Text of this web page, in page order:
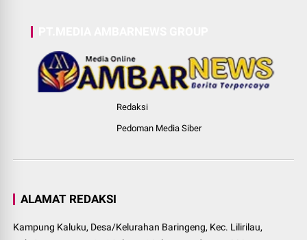
Redaksi
Pedoman Media Siber
ALAMAT REDAKSI
Kampung Kaluku, Desa/Kelurahan Baringeng, Kec. Lilirilau,